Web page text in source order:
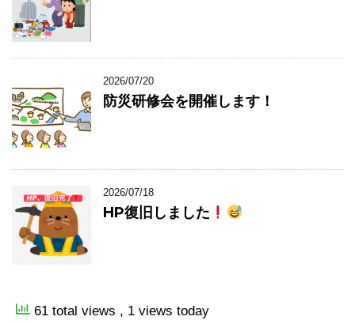
2026/07/20
防災研修会を開催します！
2026/07/18
HP復旧しました
61 total views , 1 views today